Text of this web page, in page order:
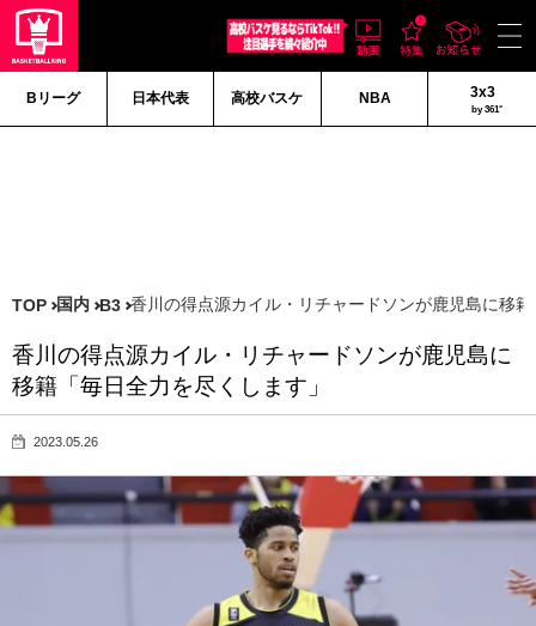
Bリーグ 日本代表 高校バスケ NBA 3x3
by 361°
TOP 国内 B3 香川の得点源カイル・リチャードソンが鹿児島に移
香川の得点源カイル・リチャードソンが鹿児島に
移籍「毎日全力を尽くします」
2023.05.26